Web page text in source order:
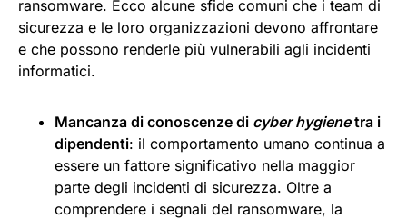
ransomware. Ecco alcune sfide comuni che i team di
sicurezza e le loro organizzazioni devono affrontare
e che possono renderle più vulnerabili agli incidenti
informatici.
Mancanza di conoscenze di cyber hygienetra i
dipendenti: il comportamento umano continua a
essere un fattore significativo nella maggior
parte degli incidenti di sicurezza. Oltre a
comprendere i segnali del ransomware, la